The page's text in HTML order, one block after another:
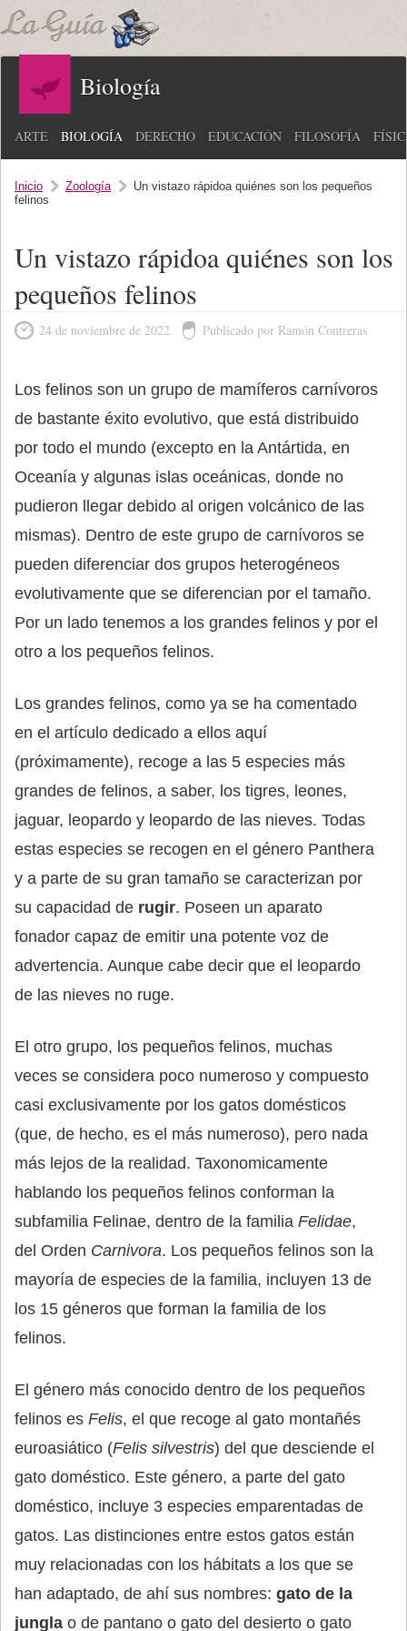
Biología
ARTE BIOLOGÍA DERECHO EDUCACIÓN FILOSOFÍA
Inicio Zoología
Un vistazo rápidoa quiénes son los pequeños
felinos
Un vistazo rápidoa quiénes son los
pequeños felinos
24 de noviembre de 2022 Publicado por Ramón Contreras
Los felinos son un grupo de mamíferos carnívoros
de bastante éxito evolutivo, que está distribuido
por todo el mundo (excepto en la Antártida, en
Oceanía y algunas islas oceánicas, donde no
pudieron llegar debido al origen volcánico de las
mismas). Dentro de este grupo de carnívoros se
pueden diferenciar dos grupos heterogéneos
evolutivamente que se diferencian por el tamaño.
Por un lado tenemos a los grandes felinos y por el
otro a los pequeños felinos.
Los grandes felinos, como ya se ha comentado
en el artículo dedicado a ellos aquí
(próximamente), recoge a las 5 especies más
grandes de felinos, a saber, los tigres, leones,
jaguar, leopardo y leopardo de las nieves. Todas
estas especies se recogen en el género Panthera
y a parte de su gran tamaño se caracterizan por
su capacidad de rugir. Poseen un aparato
fonador capaz de emitir una potente voz de
advertencia. Aunque cabe decir que el leopardo
de las nieves no ruge.
El otro grupo, los pequeños felinos, muchas
veces se considera poco numeroso y compuesto
casi exclusivamente por los gatos domésticos
(que, de hecho, es el más numeroso), pero nada
más lejos de la realidad. Taxonomicamente
hablando los pequeños felinos conforman la
subfamilia Felinae, dentro de la familia Felidae,
del Orden Carnivora. Los pequeños felinos son la
mayoría de especies de la familia, incluyen 13 de
los 15 géneros que forman la familia de los
felinos.
El género más conocido dentro de los pequeños
felinos es Felis, el que recoge al gato montañés
euroasiático (Felis silvestris) del que desciende el
gato doméstico. Este género, a parte del gato
doméstico, incluye 3 especies emparentadas de
gatos. Las distinciones entre estos gatos están
muy relacionadas con los hábitats a los que se
han adaptado, de ahí sus nombres: gato de la
jungla o de pantano o gato del desierto o gato